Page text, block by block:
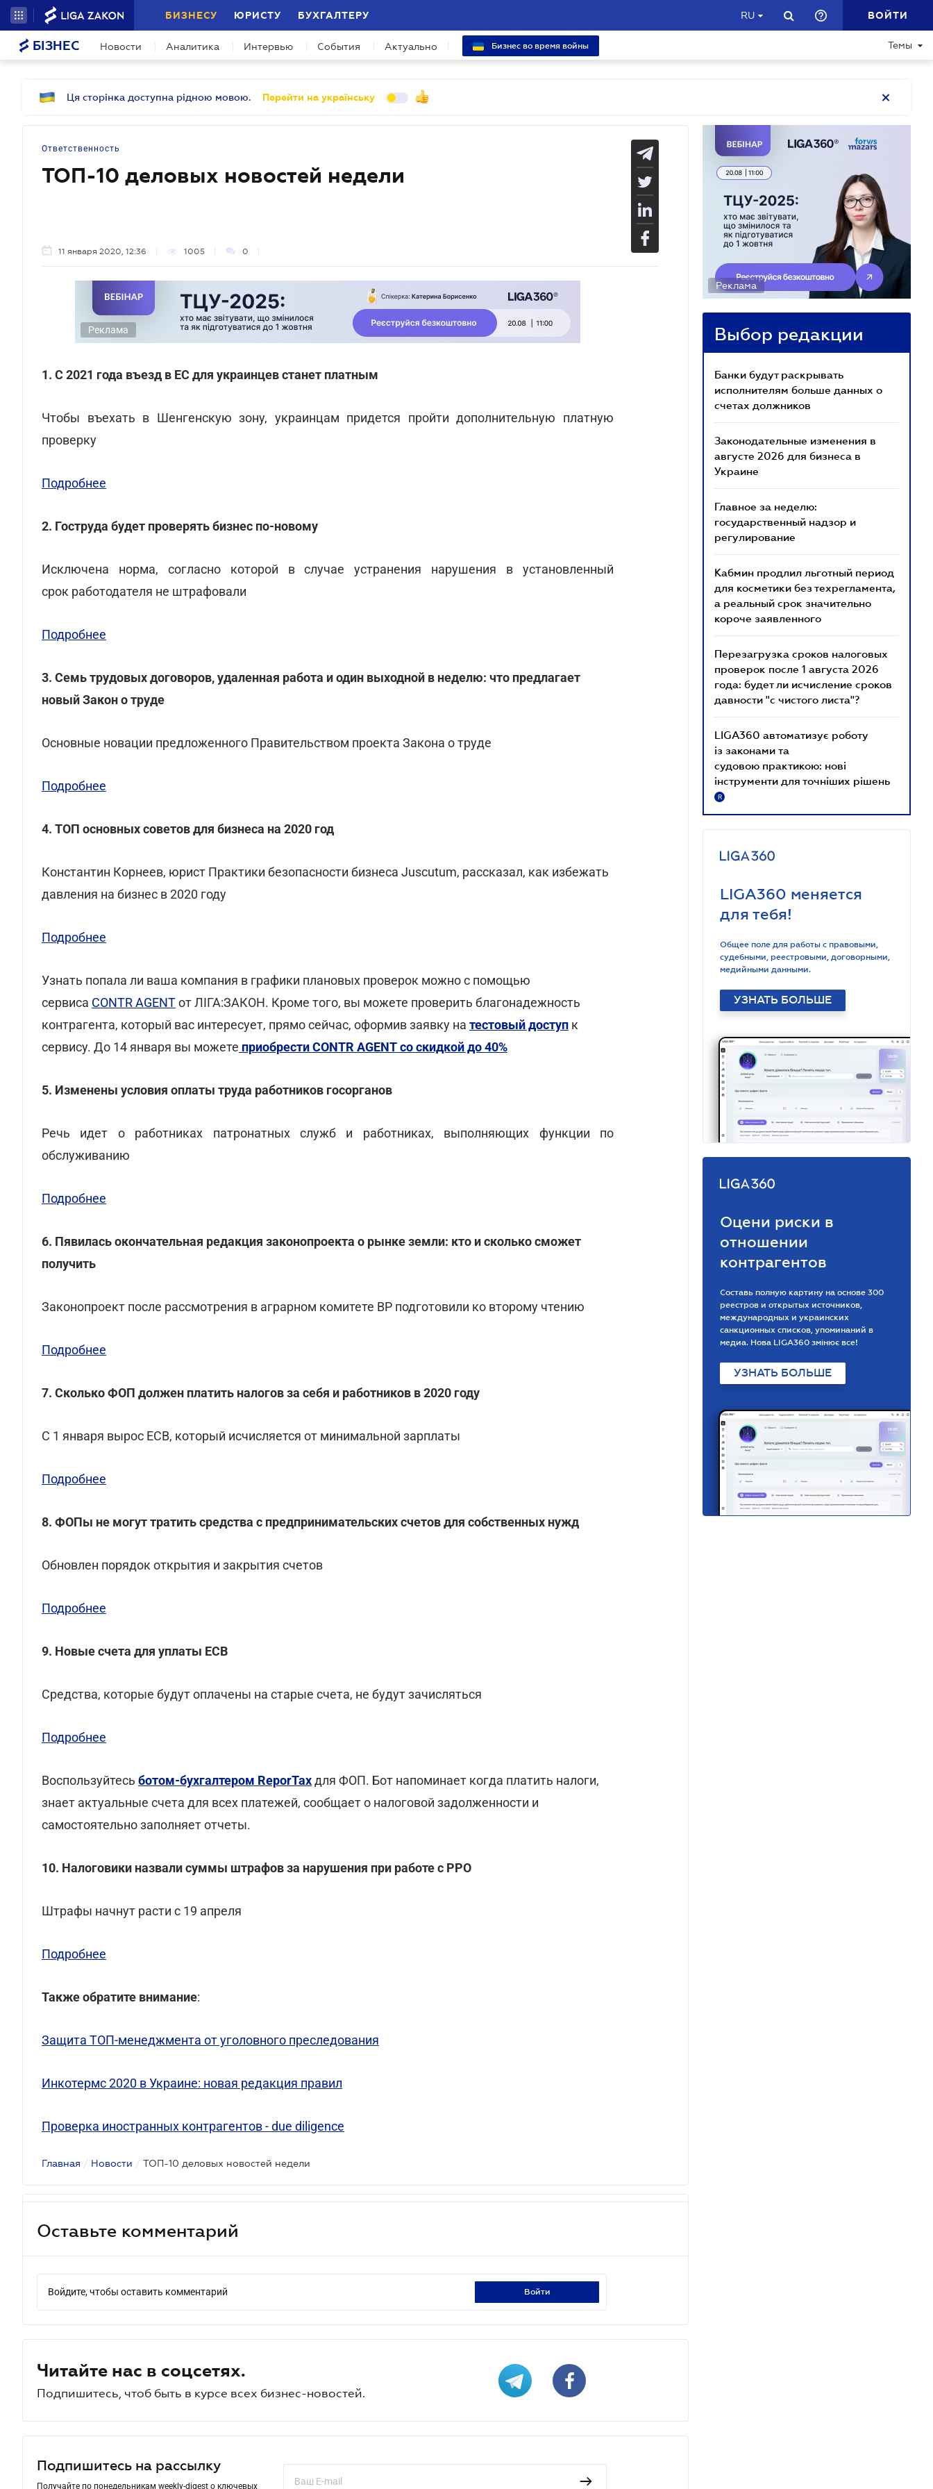
БИЗНЕСУ ЮРИСТУ БУХГАЛТЕРУ RU ВОЙТИ
БІЗНЕС Новости Аналитика Интервью События Актуально Бизнес во время войны Темы
Ця сторінка доступна рідною мовою. Перейти на українську
Ответственность
ТОП-10 деловых новостей недели
11 января 2020, 12:36 1005 0
Реклама
1. С 2021 года въезд в ЕС для украинцев станет платным
Чтобы въехать в Шенгенскую зону, украинцам придется пройти дополнительную платную
проверку
Подробнее
2. Гоструда будет проверять бизнес по-новому
Исключена норма, согласно которой в случае устранения нарушения в установленный
срок работодателя не штрафовали
Подробнее
3. Семь трудовых договоров, удаленная работа и один выходной в неделю: что предлагает
новый Закон о труде
Основные новации предложенного Правительством проекта Закона о труде
Подробнее
4. ТОП основных советов для бизнеса на 2020 год
Константин Корнеев, юрист Практики безопасности бизнеса Juscutum, рассказал, как избежать
давления на бизнес в 2020 году
Подробнее
Узнать попала ли ваша компания в графики плановых проверок можно с помощью
сервиса CONTR AGENTот ЛІГА:ЗАКОН. Кроме того, вы можете проверить благонадежность
контрагента, который вас интересует, прямо сейчас, оформив заявку на тестовый доступ к
сервису. До 14 января вы можете приобрести CONTR AGENT со скидкой до 40%
5. Изменены условия оплаты труда работников госорганов
Речь идет о работниках патронатных служб и работниках, выполняющих функции по
обслуживанию
Подробнее
6. Пявилась окончательная редакция законопроекта о рынке земли: кто и сколько сможет
получить
Законопроект после рассмотрения в аграрном комитете ВР подготовили ко второму чтению
Подробнее
7. Сколько ФОП должен платить налогов за себя и работников в 2020 году
С 1 января вырос ЕСВ, который исчисляется от минимальной зарплаты
Подробнее
8. ФОПы не могут тратить средства с предпринимательских счетов для собственных нужд
Обновлен порядок открытия и закрытия счетов
Подробнее
9. Новые счета для уплаты ЕСВ
Средства, которые будут оплачены на старые счета, не будут зачисляться
Подробнее
Воспользуйтесь ботом-бухгалтером ReporTaxдля ФОП. Бот напоминает когда платить налоги,
знает актуальные счета для всех платежей, сообщает о налоговой задолженности и
самостоятельно заполняет отчеты.
10. Налоговики назвали суммы штрафов за нарушения при работе с РРО
Штрафы начнут расти с 19 апреля
Подробнее
Также обратите внимание:
Защита ТОП-менеджмента от уголовного преследования
Инкотермс 2020 в Украине: новая редакция правил
Проверка иностранных контрагентов - due diligence
Главная / Новости / ТОП-10 деловых новостей недели
Оставьте комментарий
Войдите, чтобы оставить комментарий войти
Читайте нас в соцсетях.
Подпишитесь, чтоб быть в курсе всех бизнес-новостей.
Подпишитесь на рассылку
Получайте по понедельникам weekly-digest о ключевых
Реклама
Выбор редакции
Банки будут раскрывать
исполнителям больше данных о
счетах должников
Законодательные изменения в
августе 2026 для бизнеса в
Украине
Главное за неделю:
государственный надзор и
регулирование
Кабмин продлил льготный период
для косметики без техрегламента,
а реальный срок значительно
короче заявленного
Перезагрузка сроков налоговых
проверок после 1 августа 2026
года: будет ли исчисление сроков
давности "с чистого листа"?
LIGA360 автоматизує роботу
із законами та
судовою практикою: нові
інструменти для точніших рішень
R
LIGA360 меняется
для тебя!
Общее поле для работы с правовыми,
судебными, реестровыми, договорными,
медийными данными.
УЗНАТЬ БОЛЬШЕ
Оцени риски в
отношении
контрагентов
Составь полную картину на основе 300
реестров и открытых источников,
международных и украинских
санкционных списков, упоминаний в
медиа. Нова LIGA360 змінює все!
УЗНАТЬ БОЛЬШЕ